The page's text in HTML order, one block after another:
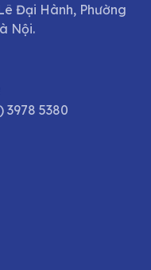
Đại Hành, Phường
Nội.
3978 5380